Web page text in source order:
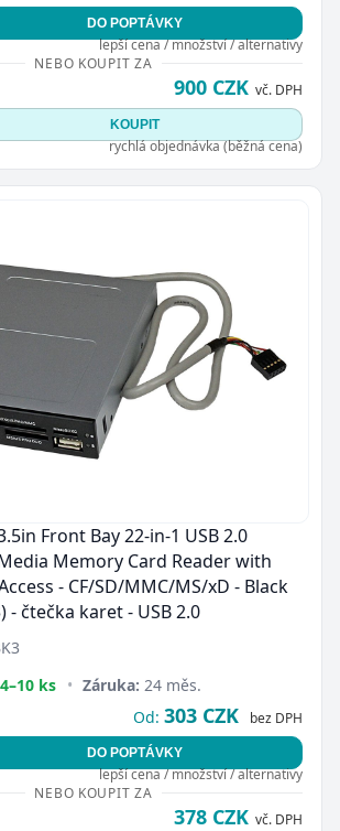
DO POPTÁVKY
lepší cena / množství / alternativy
NEBO KOUPIT ZA
900 CZK vč. DPH
KOUPIT
rychlá objednávka (běžná cena)
Front Bay 22-in-1 USB 2.0
Memory Card Reader with
- CF/SD/MMC/MS/xD - Black
- čtečka karet - USB 2.0
ks • Záruka: 24 měs.
Od: 303 CZK bez DPH
DO POPTÁVKY
lepší cena / množství / alternativy
NEBO KOUPIT ZA
378 CZK vč. DPH